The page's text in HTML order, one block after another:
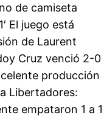
de camiseta
El juego está
de Laurent
Cruz venció 2-0
producción
Libertadores:
empataron 1 a 1